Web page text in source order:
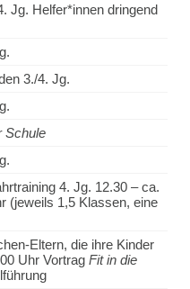
Jg. Helfer*innen dringend
3./4. Jg.
Schule
4. Jg. 12.30 – ca.
(jeweils 1,5 Klassen, eine
Eltern, die ihre Kinder
Uhr Vortrag Fit in die